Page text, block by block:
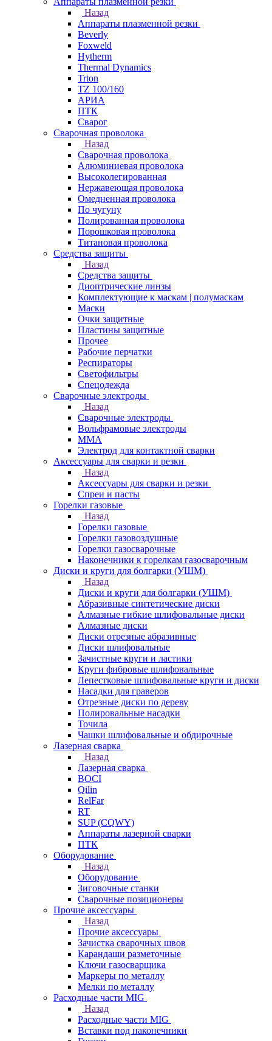
Назад
Аппараты плазменной резки
Beverly
Foxweld
Hytherm
Thermal Dynamics
Trton
TZ 100/160
АРИА
ПТК
Сварог
Сварочная проволока
Назад
Сварочная проволока
Алюминиевая проволока
Высоколегированная
Нержавеющая проволока
Омедненная проволока
По чугуну
Полированная проволока
Порошковая проволока
Титановая проволока
Средства защиты
Назад
Средства защиты
Диоптрические линзы
Комплектующие к маскам | полумаскам
Маски
Очки защитные
Пластины защитные
Прочее
Рабочие перчатки
Респираторы
Светофильтры
Спецодежда
Сварочные электроды
Назад
Сварочные электроды
Вольфрамовые электроды
ММА
Электрод для контактной сварки
Аксессуары для сварки и резки
Назад
Аксессуары для сварки и резки
Спреи и пасты
Горелки газовые
Назад
Горелки газовые
Горелки газовоздушные
Горелки газосварочные
Наконечники к горелкам газосварочным
Диски и круги для болгарки (УШМ)
Назад
Диски и круги для болгарки (УШМ)
Абразивные синтетические диски
Алмазные гибкие шлифовальные диски
Алмазные диски
Диски отрезные абразивные
Диски шлифовальные
Зачистные круги и ластики
Круги фибровые шлифовальные
Лепестковые шлифовальные круги и диски
Насадки для граверов
Отрезные диски по дереву
Полировальные насадки
Точила
Чашки шлифовальные и обдирочные
Лазерная сварка
Назад
Лазерная сварка
BOCI
Qilin
RelFar
RT
SUP (CQWY)
Аппараты лазерной сварки
ПТК
Оборудование
Назад
Оборудование
Зиговочные станки
Сварочные позиционеры
Прочие аксессуары
Назад
Прочие аксессуары
Зачистка сварочных швов
Карандаши разметочные
Ключи газосварщика
Маркеры по металлу
Мелки по металлу
Расходные части MIG
Назад
Расходные части MIG
Вставки под наконечники